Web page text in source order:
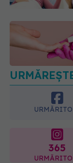
365